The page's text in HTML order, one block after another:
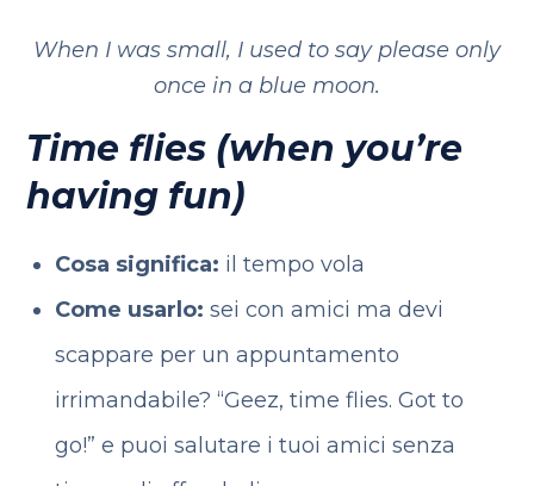
When I was small, I used to say please only
once in a blue moon.
Time flies (when you’re
having fun)
Cosa significa: il tempo vola
Come usarlo: sei con amici ma devi
scappare per un appuntamento
irrimandabile? “Geez, time flies. Got to
go!” e puoi salutare i tuoi amici senza